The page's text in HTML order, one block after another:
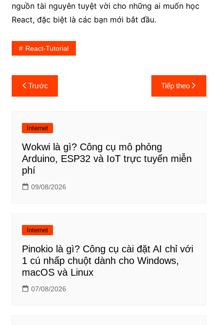
nguồn tài nguyên tuyệt vời cho những ai muốn học
React, đặc biệt là các bạn mới bắt đầu.
React-Tutorial
Điều
hướng
viết
Trước Tiếp theo
Internet
Wokwi là gì? Công cụ mô phỏng
Arduino, ESP32 và IoT trực tuyến miễn
phí
09/08/2026
Internet
Pinokio là gì? Công cụ cài đặt AI chỉ với
1 cú nhấp chuột dành cho Windows,
macOS và Linux
07/08/2026